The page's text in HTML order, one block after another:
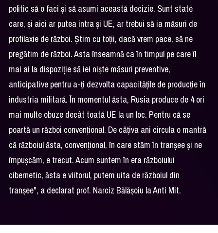
politic să o faci şi să asumi această decizie. Sunt state
care, şi aici ar putea intra şi UE, ar trebui să ia măsuri de
profilaxie de război. Ştim cu toţii, dacă vrem pace, să ne
pregătim de război. Asta înseamnă ca în timpul pe care îl
mai ai la dispoziţie să iei nişte măsuri preventive,
anticipative pentru a-ţi dezvolta capacităţile de producţie în
industria militară. În momentul ăsta, Rusia produce de 4 ori
mai multe obuze decât toată UE la un loc. Pentru că se
poartă un război convenţional. De câţiva ani circula o mantră
că războiul ăsta, convenţional, în care stăm în tranşee şi ne
împuşcăm, e trecut. Acum suntem în era războiului
cibernetic, ăsta e viitorul, putem uita de războiul din
tranşee", a declarat prof. Narciz Bălăşoiu la Anti Mit.